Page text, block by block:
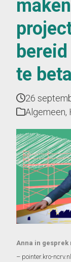
te
26
Algemeen,
Anna in gesprek
– pointer.kro-